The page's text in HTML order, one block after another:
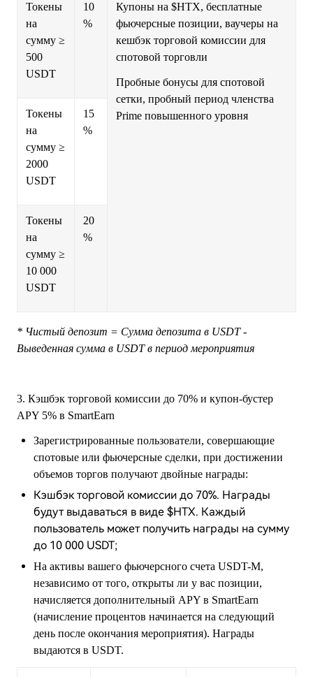
Токены
на
сумму ≥
500
USDT
10
%
Купоны на $HTX, бесплатные
фьючерсные позиции, ваучеры на
кешбэк торговой комиссии для
спотовой торговли
Пробные бонусы для спотовой
сетки, пробный период членства
Prime повышенного уровня
Токены
на
сумму ≥
2000
USDT
15
%
Токены
на
сумму ≥
10 000
USDT
20
%
* Чистый депозит = Сумма депозита в USDT -
Выведенная сумма в USDT в период мероприятия
3. Кэшбэк торговой комиссии до 70% и купон-бустер
APY 5% в SmartEarn
Зарегистрированные пользователи, совершающие
спотовые или фьючерсные сделки, при достижении
объемов торгов получают двойные награды:
Кэшбэк торговой комиссии до 70%. Награды
будут выдаваться в виде $HTX. Каждый
пользователь может получить награды на сумму
до 10 000 USDT;
На активы вашего фьючерсного счета USDT-M,
независимо от того, открыты ли у вас позиции,
начисляется дополнительный APY в SmartEarn
(начисление процентов начинается на следующий
день после окончания мероприятия). Награды
выдаются в USDT.